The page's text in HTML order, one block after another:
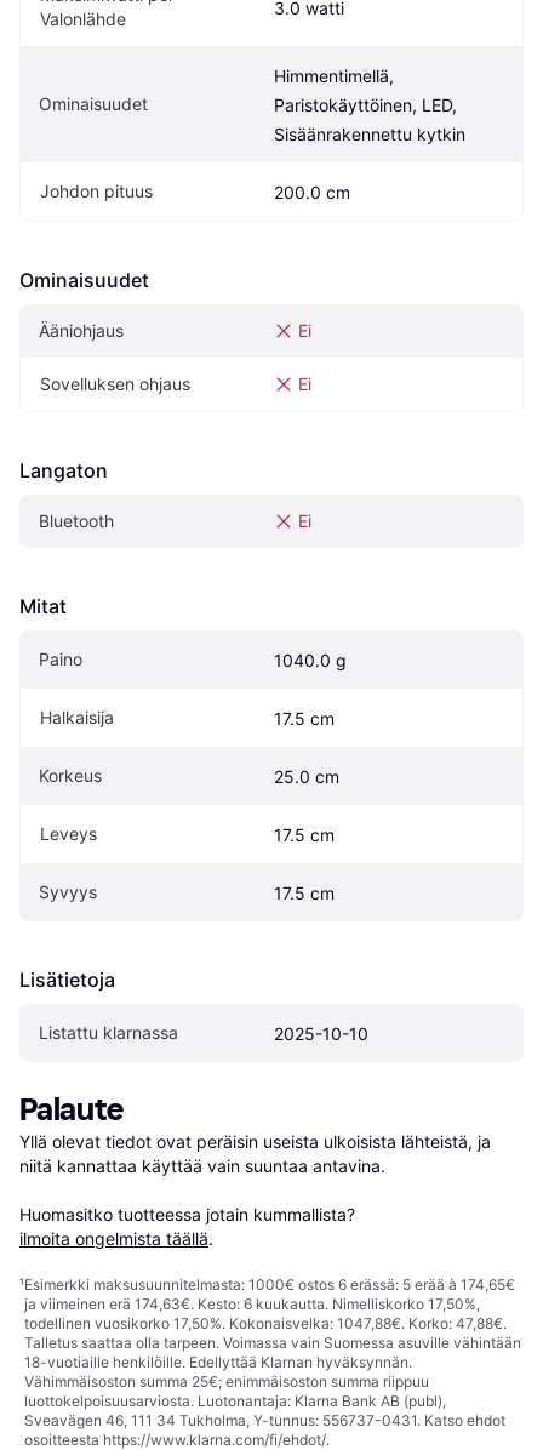
Valonlähde
3.0 watti
Ominaisuudet
Himmentimellä,
Paristokäyttöinen, LED,
Sisäänrakennettu kytkin
Johdon pituus 200.0 cm
Ominaisuudet
Ääniohjaus Ei
Sovelluksen ohjaus Ei
Langaton
Bluetooth Ei
Mitat
Paino 1040.0 g
Halkaisija 17.5 cm
Korkeus 25.0 cm
Leveys 17.5 cm
Syvyys 17.5 cm
Lisätietoja
Listattu klarnassa 2025-10-10
Palaute
Yllä olevat tiedot ovat peräisin useista ulkoisista lähteistä, ja
niitä kannattaa käyttää vain suuntaa antavina.
Huomasitko tuotteessa jotain kummallista?
ilmoita ongelmista täällä.
¹Esimerkki maksusuunnitelmasta: 1000€ ostos 6 erässä: 5 erää à 174,65€
ja viimeinen erä 174,63€. Kesto: 6 kuukautta. Nimelliskorko 17,50%,
todellinen vuosikorko 17,50%. Kokonaisvelka: 1047,88€. Korko: 47,88€.
Talletus saattaa olla tarpeen. Voimassa vain Suomessa asuville vähintään
18-vuotiaille henkilöille. Edellyttää Klarnan hyväksynnän.
Vähimmäisoston summa 25€; enimmäisoston summa riippuu
luottokelpoisuusarviosta. Luotonantaja: Klarna Bank AB (publ),
Sveavägen 46, 111 34 Tukholma, Y-tunnus: 556737-0431. Katso ehdot
osoitteesta https://www.klarna.com/fi/ehdot/.